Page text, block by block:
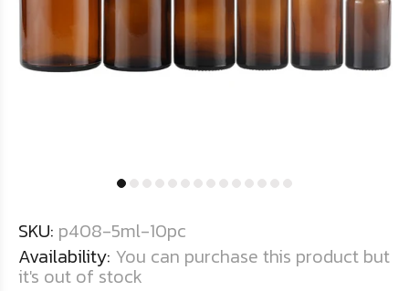
SKU: p408-5ml-10pc
Availability: You can purchase this product but
it's out of stock